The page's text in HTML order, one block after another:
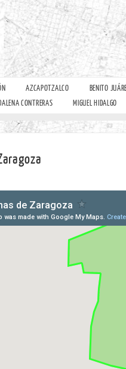
AZCAPOTZALCO BENITO
CONTRERAS
MIGUEL HIDALGO